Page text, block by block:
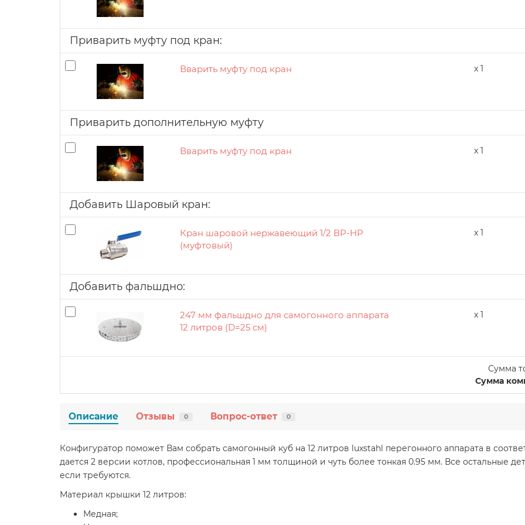
Приварить муфту под кран:
Вварить муфту под кран x 1
Приварить дополнительную муфту
Вварить муфту под кран x 1
Добавить Шаровый кран:
Кран шаровой нержавеющий 1/2 ВР-НР
(муфтовый)
x 1
Добавить фальшдно:
247 мм фальшдно для самогонного аппарата
12 литров (D=25 см)
x 1
Сумма
Сумма
Описание Отзывы 0 Вопрос-ответ 0
Конфигуратор поможет Вам собрать самогонный куб на 12 литров luxstahl перегонного аппарата в
дается 2 версии котлов, профессиональная 1 мм толщиной и чуть более тонкая 0.95 мм. Все остальные
если требуются.
Материал крышки 12 литров:
Медная;